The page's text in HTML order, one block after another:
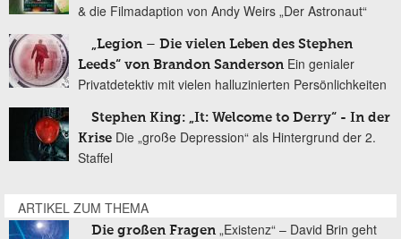
& die Filmadaption von Andy Weirs „Der Astronaut“
„Legion – Die vielen Leben des Stephen
Leeds“ von Brandon Sanderson Ein genialer
Privatdetektiv mit vielen halluzinierten Persönlichkeiten
Stephen King: „It: Welcome to Derry“ - In der
Krise Die „große Depression“ als Hintergrund der 2.
Staffel
ARTIKEL ZUM THEMA
Die großen Fragen „Existenz“ – David Brin geht